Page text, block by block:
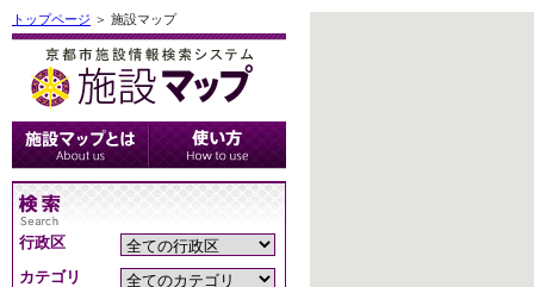
トップページ ＞ 施設マップ
行政区
カテゴリ